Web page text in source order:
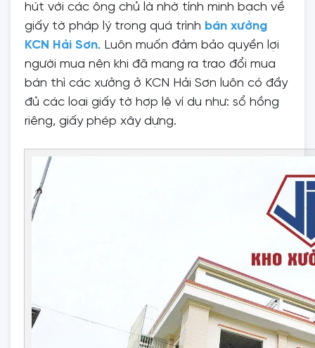
hút với các ông chủ là nhờ tính minh bạch về
giấy tờ pháp lý trong quá trình bán xưởng
KCN Hải Sơn. Luôn muốn đảm bảo quyền lợi
người mua nên khi đã mang ra trao đổi mua
bán thì các xưởng ở KCN Hải Sơn luôn có đầy
đủ các loại giấy tờ hợp lệ ví dụ như: sổ hồng
riêng, giấy phép xây dựng.